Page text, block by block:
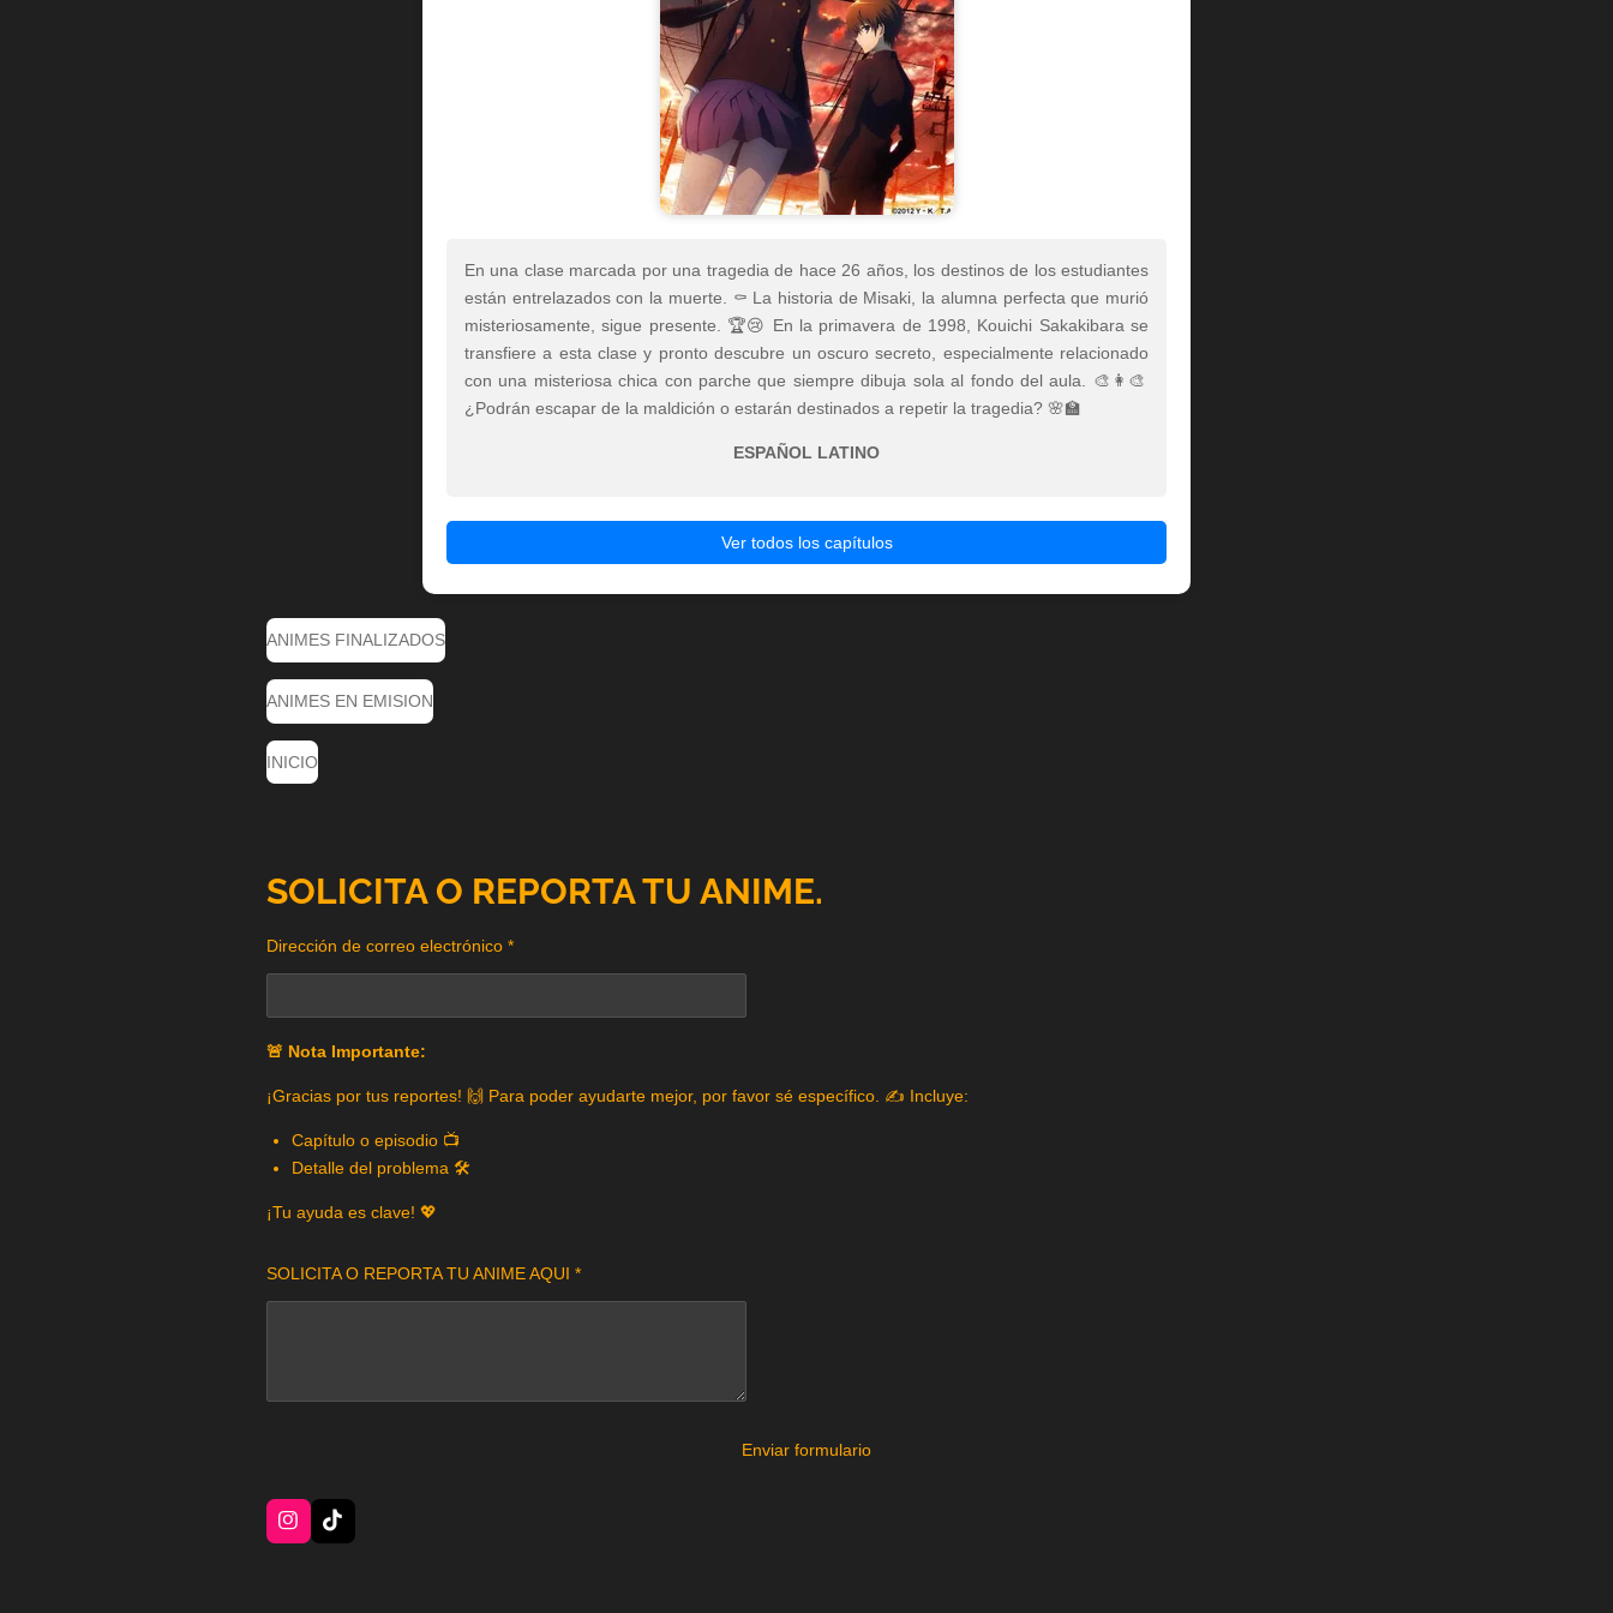
En una clase marcada por una tragedia de hace 26 años, los destinos de los estudiantes
están entrelazados con la muerte. ⚰️ La historia de Misaki, la alumna perfecta que murió
misteriosamente, sigue presente. 🏆😢 En la primavera de 1998, Kouichi Sakakibara se
transfiere a esta clase y pronto descubre un oscuro secreto, especialmente relacionado
con una misteriosa chica con parche que siempre dibuja sola al fondo del aula. 🎨👩‍🎨
¿Podrán escapar de la maldición o estarán destinados a repetir la tragedia? 🌸🏫
ESPAÑOL LATINO
Ver todos los capítulos
ANIMES FINALIZADOS
ANIMES EN EMISION
INICIO
SOLICITA O REPORTA TU ANIME.
Dirección de correo electrónico *
🚨 Nota Importante:
¡Gracias por tus reportes! 🙌 Para poder ayudarte mejor, por favor sé específico. ✍️ Incluye:
Capítulo o episodio 📺
Detalle del problema 🛠️
¡Tu ayuda es clave! 💖
SOLICITA O REPORTA TU ANIME AQUI *
Enviar formulario
I
n
T
i